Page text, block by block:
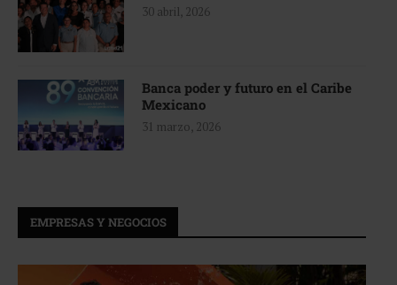
30 abril, 2026
Banca poder y futuro en el Caribe
Mexicano
31 marzo, 2026
EMPRESAS Y NEGOCIOS